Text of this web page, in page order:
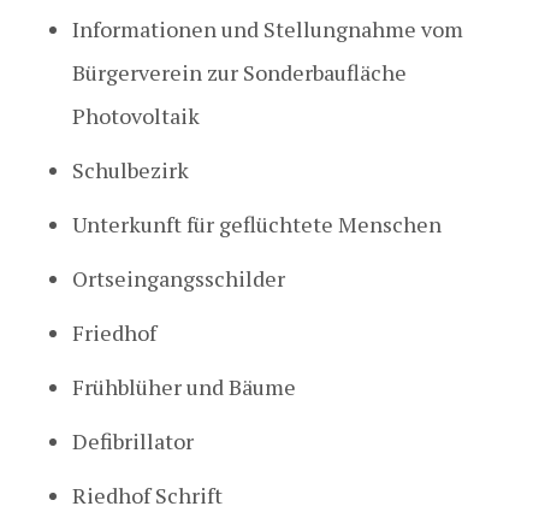
Informationen und Stellungnahme vom
Bürgerverein zur Sonderbaufläche
Photovoltaik
Schulbezirk
Unterkunft für geflüchtete Menschen
Ortseingangsschilder
Friedhof
Frühblüher und Bäume
Defibrillator
Riedhof Schrift